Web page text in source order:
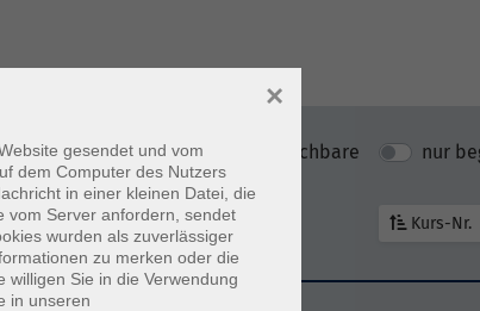
nur buchbare nur
Kurs-Nr.
mehr laden
gesendet und vom
dem Computer des Nutzers
in einer kleinen Datei, die
vom Server anfordern, sendet
wurden als zuverlässiger
zu merken oder die
willigen Sie in die Verwendung
in unseren
×